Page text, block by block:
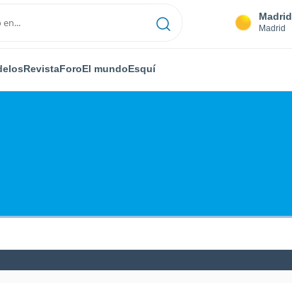
Madrid
Madrid
RevistaForoEl mundoEsquí